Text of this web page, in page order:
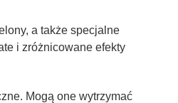
a także specjalne
i zróżnicowane efekty
Mogą one wytrzymać